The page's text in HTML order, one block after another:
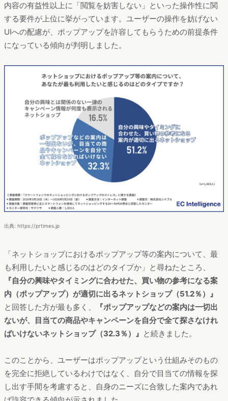
内容の有益性以上に「閲覧を妨害しない」といった操作性に関
する要件が上位に挙がっています。ユーザーの操作を妨げない
UIへの配慮が、ポップアップを許容してもらうための前提条件
になっている傾向が判明しました。
出典: https://prtimes.jp
「ネットショップにおけるポップアップ等の案内について、最
も利用したいと感じるのはどのタイプか」と尋ねたところ、
『自分の興味やタイミングに合わせた、買い物の参考になる案
内（ポップアップ）が適切に出るネットショップ（51.2％）』
と回答した方が最も多く、
『ポップアップなどの案内は一切出
ないが、目当ての商品やキャンペーンを自分で全て探さなけれ
ばいけないネットショップ（32.3％）』 と続きました。
このことから、ユーザーはポップアップという仕組みそのもの
を完全に拒絶しているわけではなく、自分で目当ての情報を探
し出す手間を考慮すると、自身のニーズに合致した案内であれ